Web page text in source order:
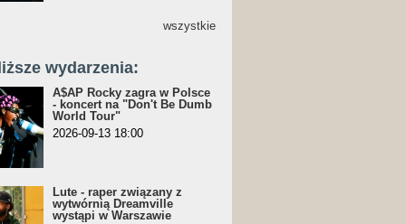
wszystkie
wydarzenia:
A$AP Rocky zagra w Polsce
- koncert na "Don't Be Dumb
World Tour"
2026-09-13 18:00
Lute - raper związany z
wytwórnią Dreamville
wystąpi w Warszawie